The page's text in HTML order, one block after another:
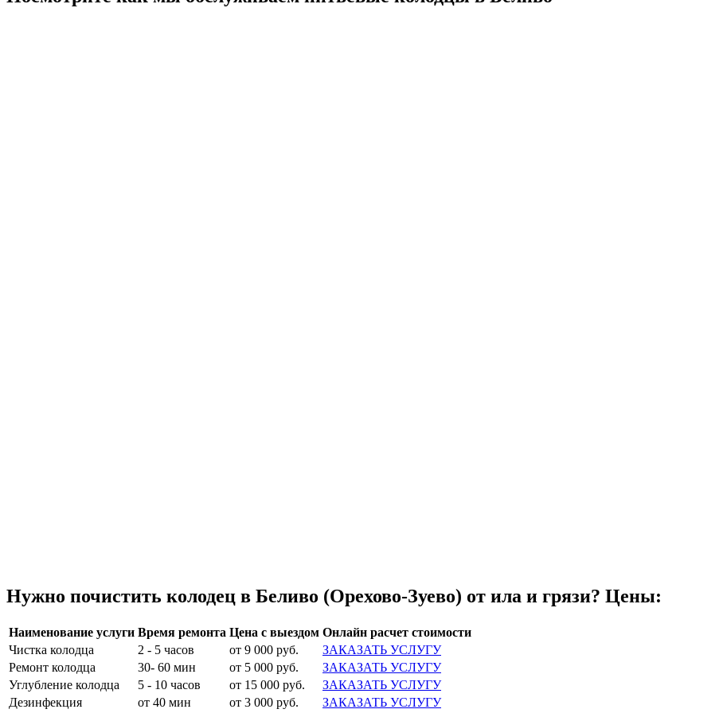
Нужно почистить колодец в Беливо (Орехово-Зуево) от ила и грязи? Цены:
Наименование услуги Время ремонта Цена с выездом Онлайн расчет стоимости
Чистка колодца
2 - 5 часов от 9 000 руб.
ЗАКАЗАТЬ УСЛУГУ
Ремонт колодца
30- 60 мин от 5 000 руб.
ЗАКАЗАТЬ УСЛУГУ
Углубление колодца
5 - 10 часов от 15 000 руб.
ЗАКАЗАТЬ УСЛУГУ
Дезинфекция
от 40 мин от 3 000 руб. ЗАКАЗАТЬ УСЛУГУ